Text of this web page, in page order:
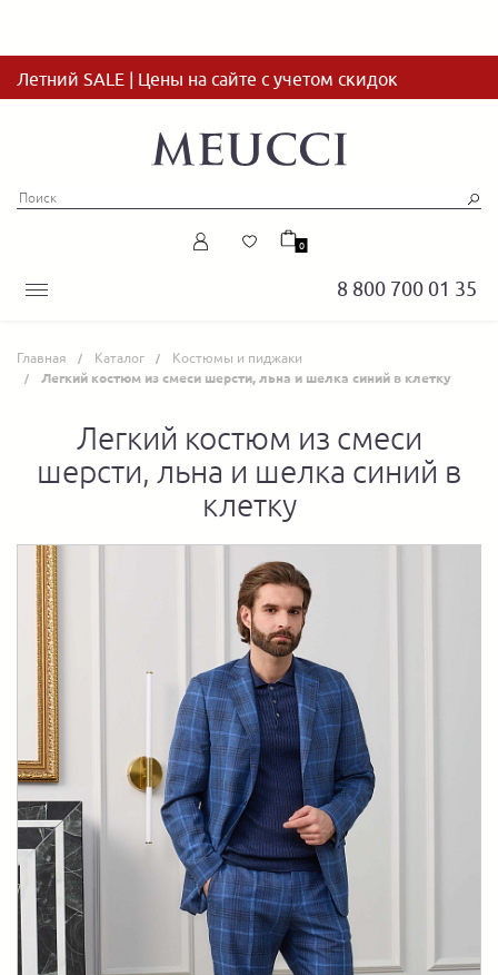
Летний SALE | Цены на сайте с учетом скидок
8 800 700 01 35
0
Главная Каталог Костюмы и пиджаки
Легкий костюм из смеси шерсти, льна и шелка синий в клетку
Легкий костюм из смеси
шерсти, льна и шелка синий в
клетку